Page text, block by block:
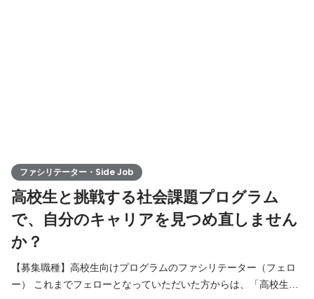
ファシリテーター・Side Job
高校生と挑戦する社会課題プログラム
で、自分のキャリアを見つめ直しません
か？
【募集職種】高校生向けプログラムのファシリテーター（フェロ
ー） これまでフェローとなっていただいた方からは、「高校生の